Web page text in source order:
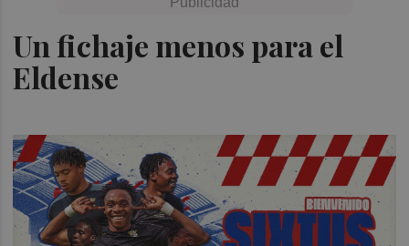
Un fichaje menos para el
Eldense